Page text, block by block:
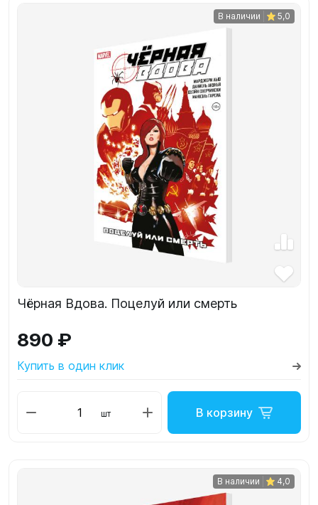
В наличии 5,0
Чёрная Вдова. Поцелуй или смерть
890 ₽
Купить в один клик
шт В корзину
В наличии 4,0